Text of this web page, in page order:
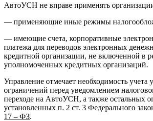
АвтоУСН не вправе применять
— применяющие иные режимы
— имеющие счета, корпоративные
платежа для переводов электронных
кредитной организации, не включенной в
уполномоченных кредитных организаций.
Управление отмечает необходимость
ограничений перед уведомлением
переходе на АвтоУСН, а также остальных
установленных п. 2 ст. 3 Федерального
17 – ФЗ.